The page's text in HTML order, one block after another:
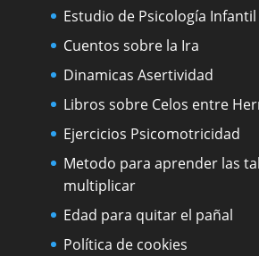
Estudio de Psicología Infantil
Cuentos sobre la Ira
Dinamicas Asertividad
Libros sobre Celos entre
Ejercicios Psicomotricidad
Metodo para aprender las
multiplicar
Edad para quitar el pañal
Política de cookies